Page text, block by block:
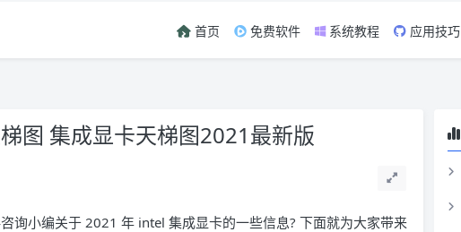
首页 免费软件 系统教程 应用技巧
图 集成显卡天梯图2021最新版
询小编关于 2021 年 intel 集成显卡的一些信息? 下面就为大家带来